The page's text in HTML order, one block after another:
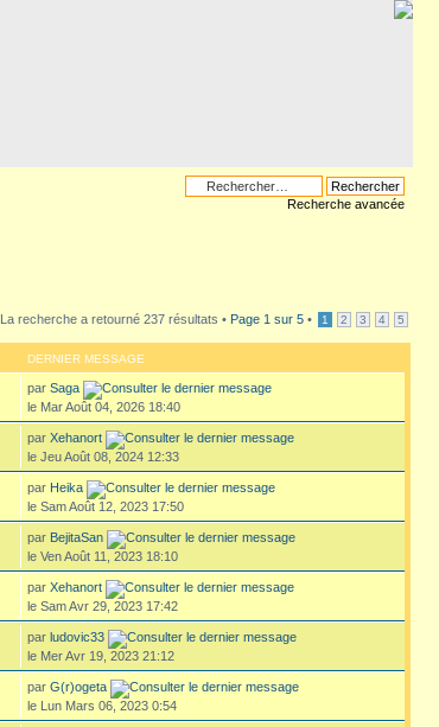
Recherche avancée
La recherche a retourné 237 résultats • Page 1 sur 5 • 1 2 3 4 5
DERNIER MESSAGE
par Saga
le Mar Août 04, 2026 18:40
par Xehanort
le Jeu Août 08, 2024 12:33
par Heika
le Sam Août 12, 2023 17:50
par BejitaSan
le Ven Août 11, 2023 18:10
par Xehanort
le Sam Avr 29, 2023 17:42
par ludovic33
le Mer Avr 19, 2023 21:12
par G(r)ogeta
le Lun Mars 06, 2023 0:54